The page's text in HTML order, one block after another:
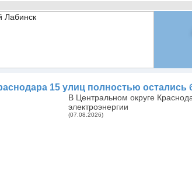
15 улиц полностью остались
В Центральном округе
электроэнергии
(07.08.2026)